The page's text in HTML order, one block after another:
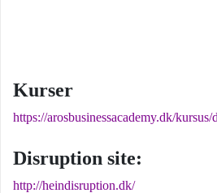
Kurser
https://arosbusinessacademy.dk/
Disruption site:
http://heindisruption.dk/